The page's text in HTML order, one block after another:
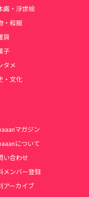
画・浮世絵
・和服
貨
子
タメ
・文化
マガジン
について
い合わせ
メンバー登録
アーカイブ